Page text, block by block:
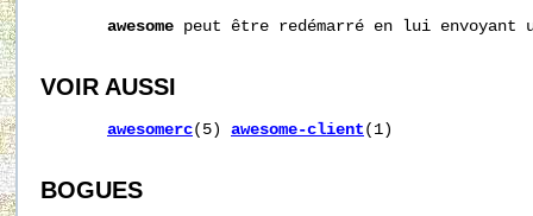
awesome peut être redémarré en lui envoyant
VOIR AUSSI
awesomerc(5) awesome-client (1)
BOGUES